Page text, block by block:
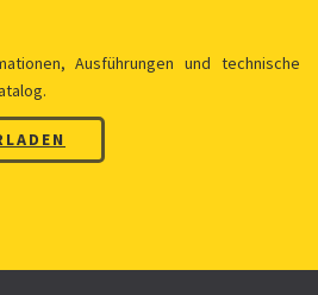
Ausführungen und technische